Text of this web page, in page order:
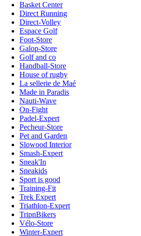
Basket Center
Direct Running
Direct-Volley
Espace Golf
Foot-Store
Galop-Store
Golf and co
Handball-Store
House of rugby
La sellerie de Maé
Made in Paradis
Nauti-Wave
On-Fight
Padel-Expert
Pecheur-Store
Pet and Garden
Slowood Interior
Smash-Expert
Sneak'In
Sneakids
Sport is good
Training-Fit
Trek Expert
Triathlon-Expert
TripnBikers
Vélo-Store
Winter-Expert